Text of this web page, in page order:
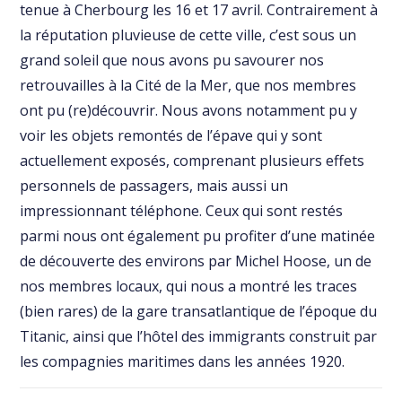
tenue à Cherbourg les 16 et 17 avril. Contrairement à
la réputation pluvieuse de cette ville, c’est sous un
grand soleil que nous avons pu savourer nos
retrouvailles à la Cité de la Mer, que nos membres
ont pu (re)découvrir. Nous avons notamment pu y
voir les objets remontés de l’épave qui y sont
actuellement exposés, comprenant plusieurs effets
personnels de passagers, mais aussi un
impressionnant téléphone. Ceux qui sont restés
parmi nous ont également pu profiter d’une matinée
de découverte des environs par Michel Hoose, un de
nos membres locaux, qui nous a montré les traces
(bien rares) de la gare transatlantique de l’époque du
Titanic, ainsi que l’hôtel des immigrants construit par
les compagnies maritimes dans les années 1920.